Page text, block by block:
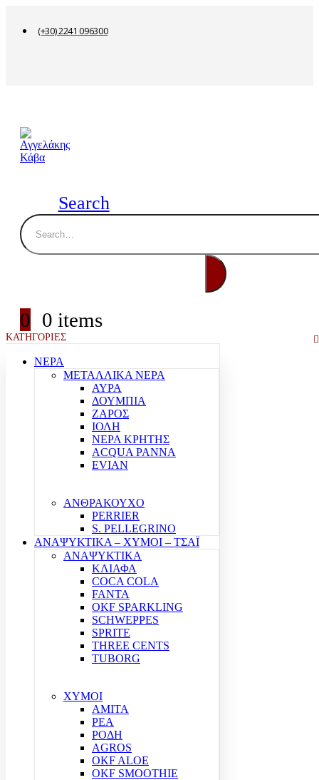
(+30) 2241 096300
Search
0 0 items
ΚΑΤΗΓΟΡΙΕΣ
ΝΕΡΑ
ΜΕΤΑΛΛΙΚΑ ΝΕΡΑ
ΑΥΡΑ
ΔΟΥΜΠΙΑ
ΖΑΡΟΣ
ΙΟΛΗ
ΝΕΡΑ ΚΡΗΤΗΣ
ACQUA PANNA
EVIAN
ΑΝΘΡΑΚΟΥΧΟ
PERRIER
S. PELLEGRINO
ΑΝΑΨΥΚΤΙΚΑ – ΧΥΜΟΙ – ΤΣΑΪ
ΑΝΑΨΥΚΤΙΚΑ
ΚΛΙΑΦΑ
COCA COLA
FANTA
OKF SPARKLING
SCHWEPPES
SPRITE
THREE CENTS
TUBORG
ΧΥΜΟΙ
ΑΜΙΤΑ
ΡΕΑ
ΡΟΔΗ
AGROS
OKF ALOE
OKF SMOOTHIE